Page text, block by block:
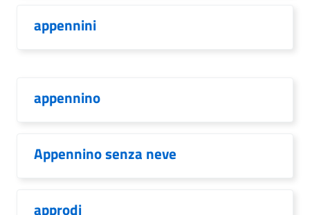
appennini
appennino
Appennino senza neve
approdi